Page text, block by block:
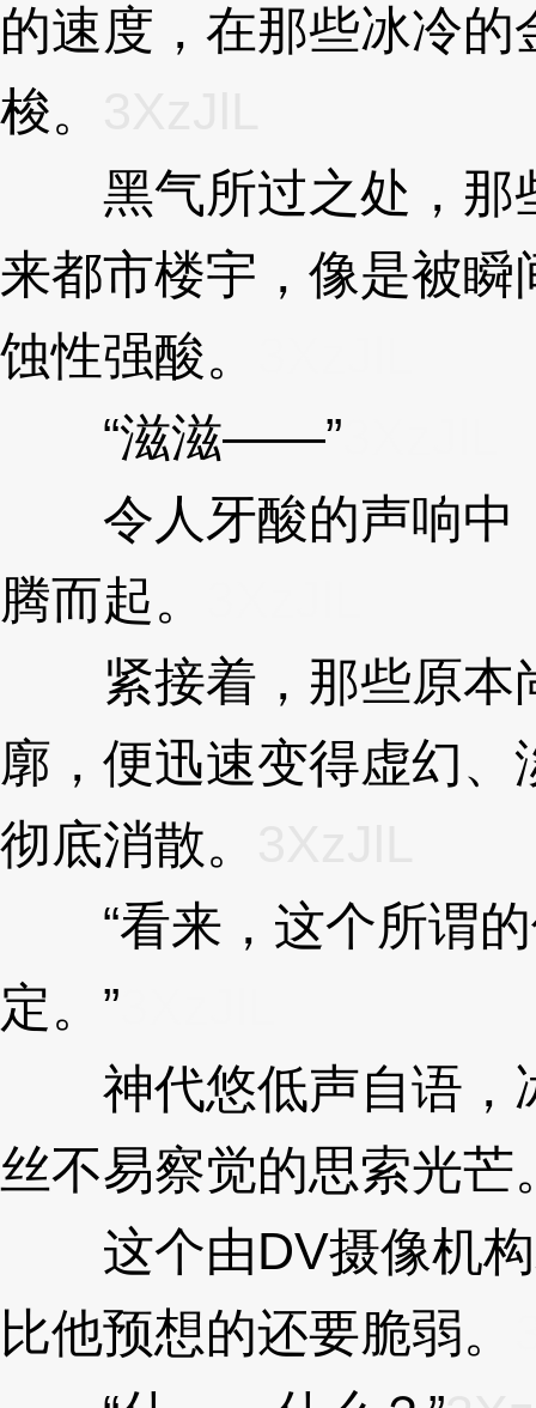
的速度，在那些冰冷
梭。
黑气所过之处，那
来都市楼宇，像是被
蚀性强酸。
“滋滋——”
令人牙酸的声响中
腾而起。
紧接着，那些原本
廓，便迅速变得虚幻
彻底消散。
“看来，这个所谓的
定。”
神代悠低声自语，
丝不易察觉的思索光芒
这个由DV摄像机构
比他预想的还要脆弱。